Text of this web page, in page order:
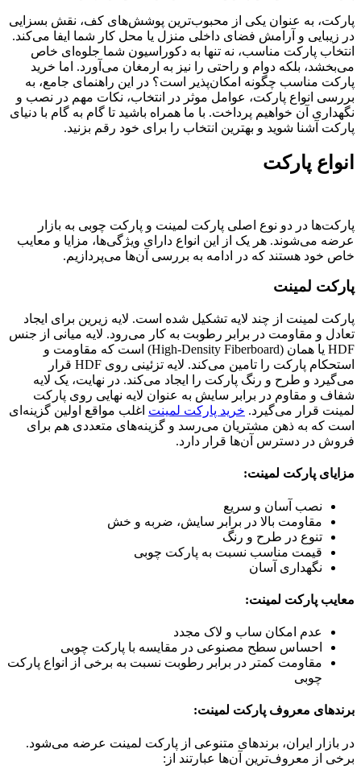
پارکت، به عنوان یکی از محبوب‌ترین پوشش‌های کف، نقش بسزایی
در زیبایی و آرامش فضای داخلی منزل یا محل کار شما ایفا می‌کند.
انتخاب پارکت مناسب، نه تنها به دکوراسیون شما جلوه‌ای خاص
می‌بخشد، بلکه دوام و راحتی را نیز به ارمغان می‌آورد. اما خرید
پارکت مناسب چگونه امکان‌پذیر است؟ در این راهنمای جامع، به
بررسی انواع پارکت، عوامل موثر در انتخاب، نکات مهم در نصب و
نگهداری آن خواهیم پرداخت. با ما همراه باشید تا گام به گام با دنیای
پارکت آشنا شوید و بهترین انتخاب را برای خود رقم بزنید.
انواع پارکت
پارکت‌ها در دو نوع اصلی پارکت لمینت و پارکت چوبی به بازار
عرضه می‌شوند. هر یک از این انواع دارای ویژگی‌ها، مزایا و معایب
خاص خود هستند که در ادامه به بررسی آن‌ها می‌پردازیم.
پارکت لمینت
پارکت لمینت از چند لایه تشکیل شده است. لایه زیرین برای ایجاد
تعادل و مقاومت در برابر رطوبت به کار می‌رود. لایه میانی از جنس
HDF یا همان (High-Density Fiberboard) است که مقاومت و
استحکام پارکت را تامین می‌کند. لایه تزئینی روی HDF قرار
می‌گیرد و طرح و رنگ پارکت را ایجاد می‌کند. در نهایت، یک لایه
شفاف و مقاوم در برابر سایش به عنوان لایه نهایی روی پارکت
لمینت قرار می‌گیرد. خرید پارکت لمینت اغلب مواقع اولین گزینه‌ای
است که به ذهن مشتریان می‌رسد و گزینه‌های متعددی هم برای
فروش در دسترس آن‌ها قرار دارد.
مزایای پارکت لمینت:
نصب آسان و سریع
مقاومت بالا در برابر سایش، ضربه و خش
تنوع در طرح و رنگ
قیمت مناسب نسبت به پارکت چوبی
نگهداری آسان
معایب پارکت لمینت:
عدم امکان ساب و لاک مجدد
احساس سطح مصنوعی در مقایسه با پارکت چوبی
مقاومت کمتر در برابر رطوبت نسبت به برخی از انواع پارکت
چوبی
برندهای معروف پارکت لمینت:
در بازار ایران، برندهای متنوعی از پارکت لمینت عرضه می‌شود.
برخی از معروف‌ترین آن‌ها عبارتند از: